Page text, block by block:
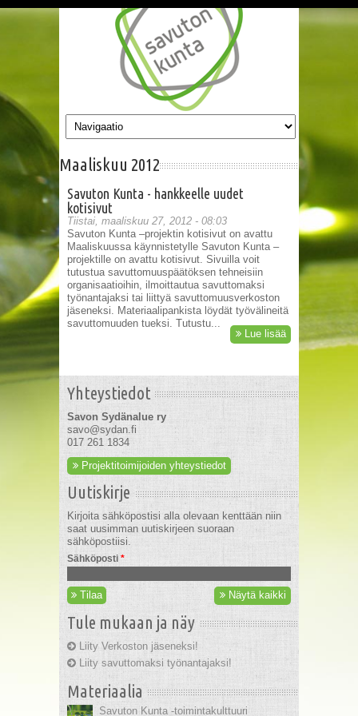
Hyppää pääsisältöön
Maaliskuu 2012
Savuton Kunta - hankkeelle uudet
kotisivut
Tiistai, maaliskuu 27, 2012 - 08:03
Savuton Kunta –projektin kotisivut on avattu
Maaliskuussa käynnistetylle Savuton Kunta –
projektille on avattu kotisivut. Sivuilla voit
tutustua savuttomuuspäätöksen tehneisiin
organisaatioihin, ilmoittautua savuttomaksi
työnantajaksi tai liittyä savuttomuusverkoston
jäseneksi. Materiaalipankista löydät työvälineitä
savuttomuuden tueksi. Tutustu...
Lue lisää
Yhteystiedot
Savon Sydänalue ry
savo@sydan.fi
017 261 1834
Projektitoimijoiden yhteystiedot
Uutiskirje
Kirjoita sähköpostisi alla olevaan kenttään niin
saat uusimman uutiskirjeen suoraan
sähköpostiisi.
Sähköposti *
Tilaa Näytä kaikki
Tule mukaan ja näy
Liity Verkoston jäseneksi!
Liity savuttomaksi työnantajaksi!
Materiaalia
Savuton Kunta -toimintakulttuuri